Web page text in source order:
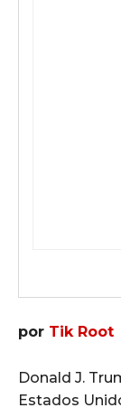
por Tik Root
Donald J.
Estados